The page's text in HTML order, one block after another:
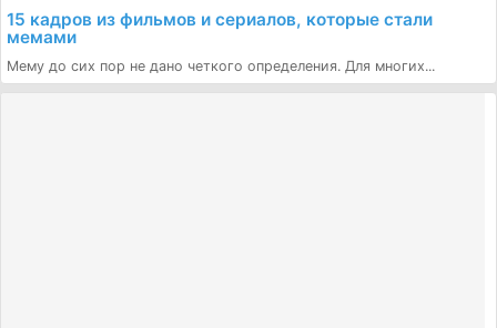
15 кадров из фильмов и сериалов, которые стали
мемами
Мему до сих пор не дано четкого определения. Для многих...